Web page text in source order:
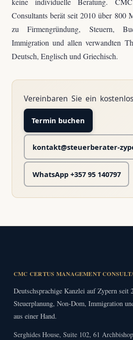
Consultants berät seit 2010 über 800
zu Firmengründung, Steuern,
Immigration und allen verwandten
Deutsch, Englisch und Griechisch.
Vereinbaren Sie ein
Termin buchen
kontakt@steuerberater-
WhatsApp +357 95 140797
CMC CERTUS MANAGEMENT
Deutschsprachige Kanzlei auf Zypern seit
Steuerplanung, Non-Dom, Immigration
aus einer Hand.
Serghides House, Suite 102, 61